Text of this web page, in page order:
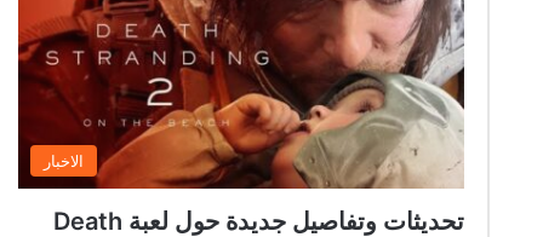
الاخبار
تحديثات وتفاصيل جديدة حول لعبة Death